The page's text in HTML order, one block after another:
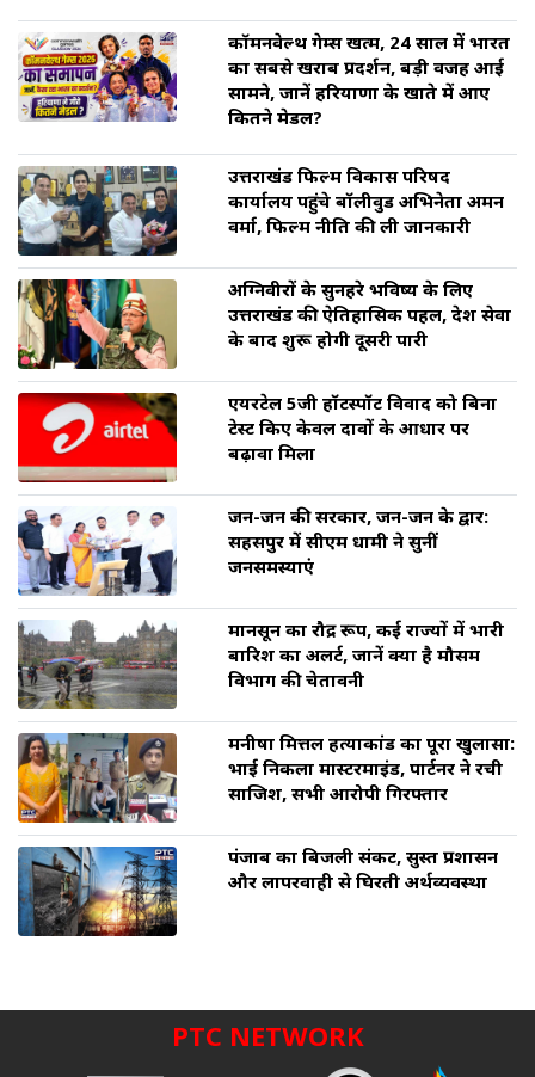
कॉमनवेल्थ गेम्स खत्म, 24 साल में भारत
का सबसे खराब प्रदर्शन, बड़ी वजह आई
सामने, जानें हरियाणा के खाते में आए
कितने मेडल?
उत्तराखंड फिल्म विकास परिषद
कार्यालय पहुंचे बॉलीवुड अभिनेता अमन
वर्मा, फिल्म नीति की ली जानकारी
अग्निवीरों के सुनहरे भविष्य के लिए
उत्तराखंड की ऐतिहासिक पहल, देश सेवा
के बाद शुरू होगी दूसरी पारी
एयरटेल 5जी हॉटस्पॉट विवाद को बिना
टेस्ट किए केवल दावों के आधार पर
बढ़ावा मिला
जन-जन की सरकार, जन-जन के द्वार:
सहसपुर में सीएम धामी ने सुनीं
जनसमस्याएं
मानसून का रौद्र रूप, कई राज्यों में भारी
बारिश का अलर्ट, जानें क्या है मौसम
विभाग की चेतावनी
मनीषा मित्तल हत्याकांड का पूरा खुलासा:
भाई निकला मास्टरमाइंड, पार्टनर ने रची
साजिश, सभी आरोपी गिरफ्तार
पंजाब का बिजली संकट, सुस्त प्रशासन
और लापरवाही से घिरती अर्थव्यवस्था
PTC NETWORK